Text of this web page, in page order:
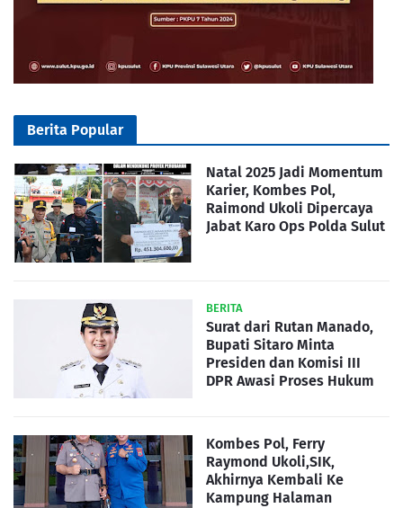
Berita Popular
Natal 2025 Jadi Momentum
Karier, Kombes Pol,
Raimond Ukoli Dipercaya
Jabat Karo Ops Polda Sulut
BERITA
Surat dari Rutan Manado,
Bupati Sitaro Minta
Presiden dan Komisi III
DPR Awasi Proses Hukum
Kombes Pol, Ferry
Raymond Ukoli,SIK,
Akhirnya Kembali Ke
Kampung Halaman